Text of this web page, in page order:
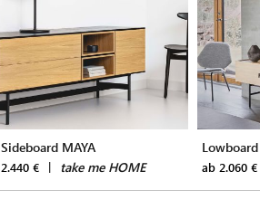
Sideboard MAYA
2.440 € | take me HOME ab 2.060 €